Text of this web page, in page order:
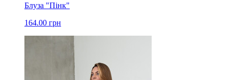
Блуза "Пінк"
164.00 грн